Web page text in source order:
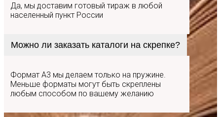
Да, мы доставим готовый тираж в любой
населенный пункт России
Можно ли заказать каталоги на скрепке?
Формат А3 мы делаем только на пружине.
Меньше форматы могут быть скреплены
любым способом по вашему желанию